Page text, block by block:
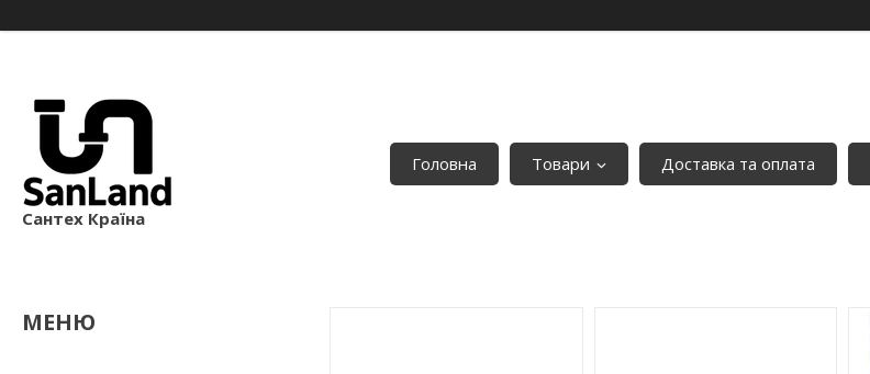
Сантех Країна
Головна Товари Доставка та оплата